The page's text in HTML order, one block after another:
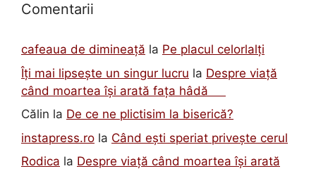
Comentarii
cafeaua de dimineață la Pe placul celorlalți
Îți mai lipsește un singur lucru la Despre viață
când moartea își arată fața hâdă
Călin la De ce ne plictisim la biserică?
instapress.ro la Când ești speriat privește cerul
Rodica la Despre viață când moartea își arată